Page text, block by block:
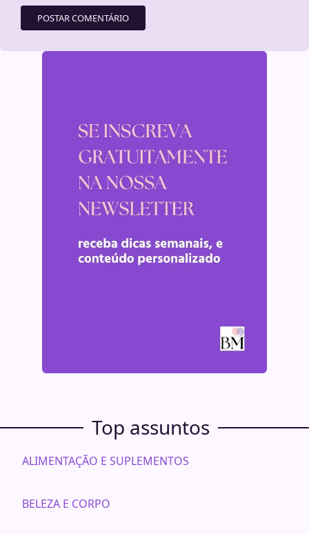
Top assuntos
ALIMENTAÇÃO E SUPLEMENTOS
BELEZA E CORPO